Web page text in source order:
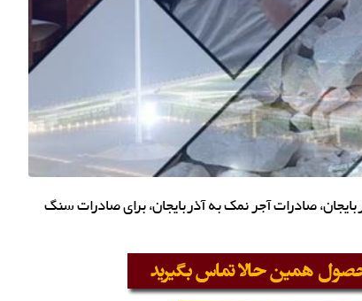
صادرات آجر نمک به آذربایجان، برای صادرات سنگ